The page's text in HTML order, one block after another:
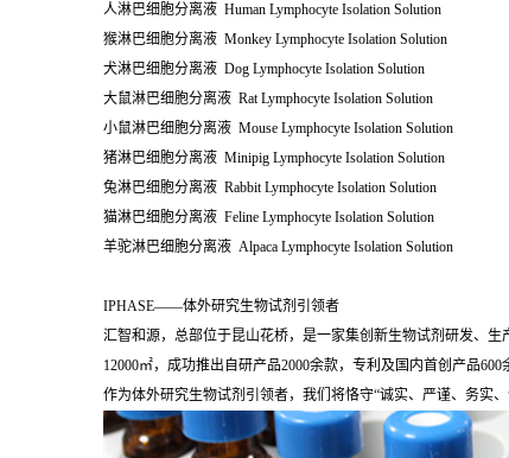
人淋巴细胞分离液 Human Lymphocyte Isolation Solution
猴淋巴细胞分离液 Monkey Lymphocyte Isolation Solution
犬淋巴细胞分离液 Dog Lymphocyte Isolation Solution
大鼠淋巴细胞分离液 Rat Lymphocyte Isolation Solution
小鼠淋巴细胞分离液 Mouse Lymphocyte Isolation Solution
猪淋巴细胞分离液 Minipig Lymphocyte Isolation Solution
兔淋巴细胞分离液 Rabbit Lymphocyte Isolation Solution
猫淋巴细胞分离液 Feline Lymphocyte Isolation Solution
羊驼淋巴细胞分离液 Alpaca Lymphocyte Isolation Solution
IPHASE——体外研究生物试剂引领者
汇智和源，总部位于昆山花桥，是一家集创新生物试剂研发、
12000㎡，成功推出自研产品2000余款，专利及国内首创产品
作为体外研究生物试剂引领者，我们将恪守“诚实、严谨、务实